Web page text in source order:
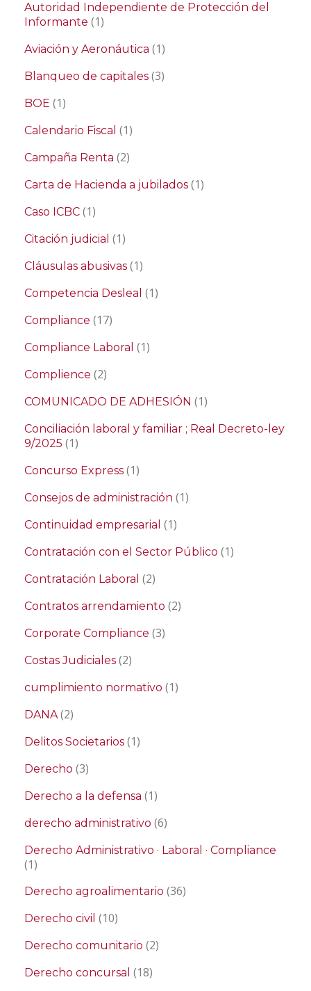
Autoridad Independiente de Protección del
Informante (1)
Aviación y Aeronáutica (1)
Blanqueo de capitales (3)
BOE (1)
Calendario Fiscal (1)
Campaña Renta (2)
Carta de Hacienda a jubilados (1)
Caso ICBC (1)
Citación judicial (1)
Cláusulas abusivas (1)
Competencia Desleal (1)
Compliance (17)
Compliance Laboral (1)
Complience (2)
COMUNICADO DE ADHESIÓN (1)
Conciliación laboral y familiar ; Real Decreto-ley
9/2025 (1)
Concurso Express (1)
Consejos de administración (1)
Continuidad empresarial (1)
Contratación con el Sector Público (1)
Contratación Laboral (2)
Contratos arrendamiento (2)
Corporate Compliance (3)
Costas Judiciales (2)
cumplimiento normativo (1)
DANA(2)
Delitos Societarios (1)
Derecho (3)
Derecho a la defensa (1)
derecho administrativo (6)
Derecho Administrativo · Laboral · Compliance
(1)
Derecho agroalimentario (36)
Derecho civil (10)
Derecho comunitario (2)
Derecho concursal (18)